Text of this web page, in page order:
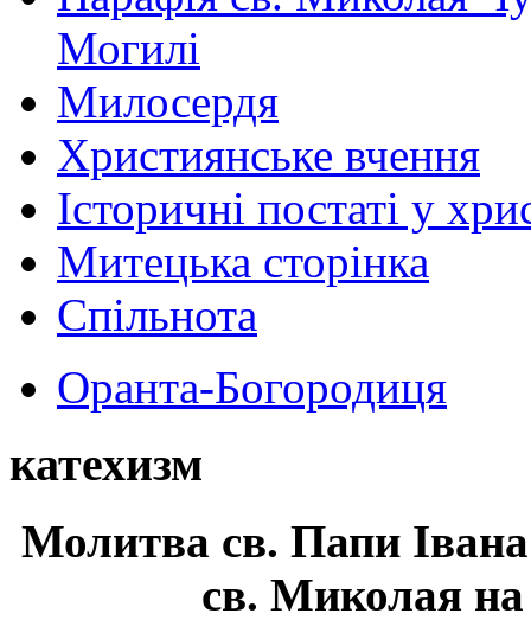
Могилі
Милосердя
Християнське вчення
Історичні постаті у
Митецька сторінка
Спільнота
Оранта-Богородиця
катехизм
Молитва св. Папи
св. Миколая на